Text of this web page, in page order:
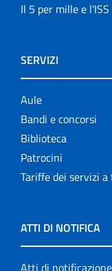
Il 5 per mille e l'ISS
SERVIZI
Aule
Bandi e concorsi
Biblioteca
Patrocini
Tariffe dei servizi a
ATTI DI NOTIFICA
Atti di